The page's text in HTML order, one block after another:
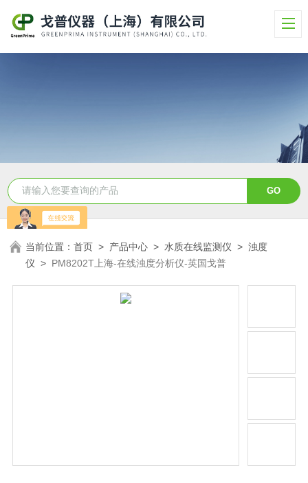
当前位置：首页 > 产品中心 > 水质在线监测仪 >浊度
仪 > PM8202T上海-在线浊度分析仪-英国戈普